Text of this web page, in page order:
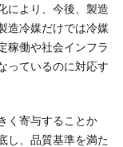
により、今後、製造
造冷媒だけでは冷媒
稼働や社会インフラ
っているのに対応す
く寄与することか
し、品質基準を満た